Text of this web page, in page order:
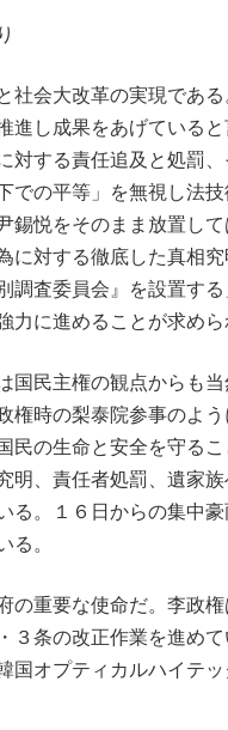
社会大改革の実現であ
し成果をあげていると
対する責任追及と処罰
での平等」を無視し法
錫悦をそのまま放置し
に対する徹底した真相
調査委員会』を設置す
力に進めることが求めら
国民主権の観点からも
権時の梨泰院参事のよ
民の生命と安全を守る
明、責任者処罰、遺家
る。１６日からの集中
る。
の重要な使命だ。李政
３条の改正作業を進め
国オプティカルハイテ